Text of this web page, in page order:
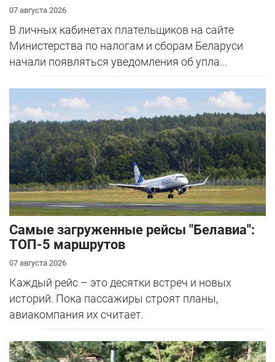
07 августа 2026
В личных кабинетах плательщиков на сайте
Министерства по налогам и сборам Беларуси
начали появляться уведомления об упла...
Самые загруженные рейсы "Белавиа":
ТОП-5 маршрутов
07 августа 2026
Каждый рейс – это десятки встреч и новых
историй. Пока пассажиры строят планы,
авиакомпания их считает.